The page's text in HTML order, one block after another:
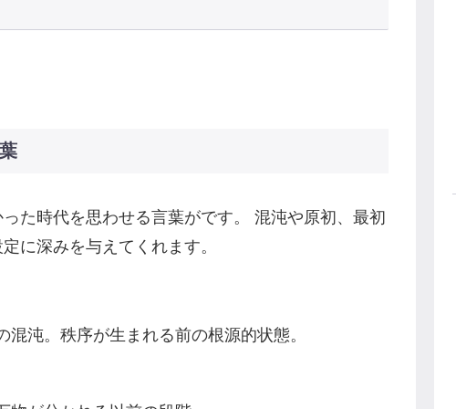
た時代を思わせる言葉がです。 混沌や原初、最初
に深みを与えてくれます。
沌。秩序が生まれる前の根源的状態。